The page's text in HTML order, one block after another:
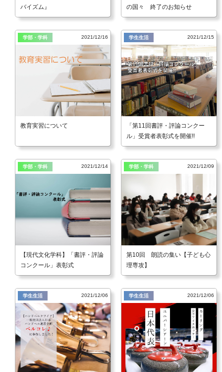
バイズム』
の国々 終了のお知らせ
学部・学科 2021/12/16
教育実習について
学生生活 2021/12/15
「第11回書評・評論コンクー
ル」受賞者表彰式を開催!!
学部・学科 2021/12/14
【現代文化学科】「書評・評論
コンクール」表彰式
学部・学科 2021/12/09
第10回 朗読の集い【子ども心
理専攻】
学生生活 2021/12/06 学生生活 2021/12/06